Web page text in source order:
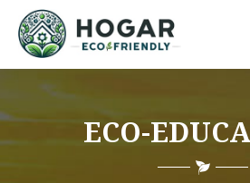
ECO-EDUCACIÓNECO-